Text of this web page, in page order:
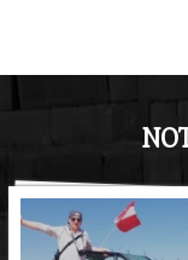
communautés locales,